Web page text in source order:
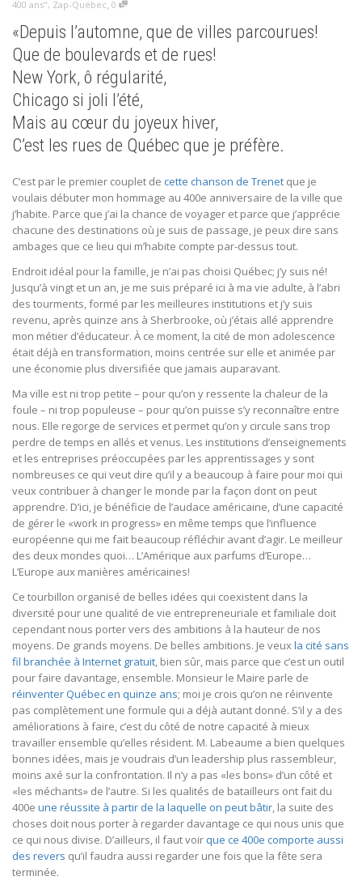
400 ans", Zap-Québec, 0
«Depuis l’automne, que de villes parcourues!
Que de boulevards et de rues!
New York, ô régularité,
Chicago si joli l’été,
Mais au cœur du joyeux hiver,
C’est les rues de Québec que je préfère.
C’est par le premier couplet de cette chanson de Trenet que je
voulais débuter mon hommage au 400e anniversaire de la ville que
j’habite. Parce que j’ai la chance de voyager et parce que j’apprécie
chacune des destinations où je suis de passage, je peux dire sans
ambages que ce lieu qui m’habite compte par-dessus tout.
Endroit idéal pour la famille, je n’ai pas choisi Québec; j’y suis né!
Jusqu’à vingt et un an, je me suis préparé ici à ma vie adulte, à l’abri
des tourments, formé par les meilleures institutions et j’y suis
revenu, après quinze ans à Sherbrooke, où j’étais allé apprendre
mon métier d’éducateur. À ce moment, la cité de mon adolescence
était déjà en transformation, moins centrée sur elle et animée par
une économie plus diversifiée que jamais auparavant.
Ma ville est ni trop petite – pour qu’on y ressente la chaleur de la
foule – ni trop populeuse – pour qu’on puisse s’y reconnaître entre
nous. Elle regorge de services et permet qu’on y circule sans trop
perdre de temps en allés et venus. Les institutions d’enseignements
et les entreprises préoccupées par les apprentissages y sont
nombreuses ce qui veut dire qu’il y a beaucoup à faire pour moi qui
veux contribuer à changer le monde par la façon dont on peut
apprendre. D’ici, je bénéficie de l’audace américaine, d’une capacité
de gérer le «work in progress» en même temps que l’influence
européenne qui me fait beaucoup réfléchir avant d’agir. Le meilleur
des deux mondes quoi… L’Amérique aux parfums d’Europe…
L’Europe aux manières américaines!
Ce tourbillon organisé de belles idées qui coexistent dans la
diversité pour une qualité de vie entrepreneuriale et familiale doit
cependant nous porter vers des ambitions à la hauteur de nos
moyens. De grands moyens. De belles ambitions. Je veuxla cité sans
fil branchée à Internet gratuit, bien sûr, mais parce que c’est un outil
pour faire davantage, ensemble. Monsieur le Maire parle de
réinventer Québec en quinze ans; moi je crois qu’on ne réinvente
pas complètement une formule qui a déjà autant donné. S’il y a des
améliorations à faire, c’est du côté de notre capacité à mieux
travailler ensemble qu’elles résident. M. Labeaume a bien quelques
bonnes idées, mais je voudrais d’un leadership plus rassembleur,
moins axé sur la confrontation. Il n’y a pas «les bons» d’un côté et
«les méchants» de l’autre. Si les qualités de batailleurs ont fait du
400e une réussite à partir de la laquelle on peut bâtir, la suite des
choses doit nous porter à regarder davantage ce qui nous unis que
ce qui nous divise. D’ailleurs, il faut voir que ce 400e comporte aussi
des revers qu’il faudra aussi regarder une fois que la fête sera
terminée.